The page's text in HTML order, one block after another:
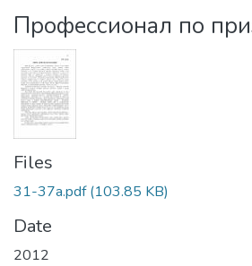
All of DSpace
Statistics
Профессионал по
Files
31-37а.pdf(103.85 KB)
Date
2012